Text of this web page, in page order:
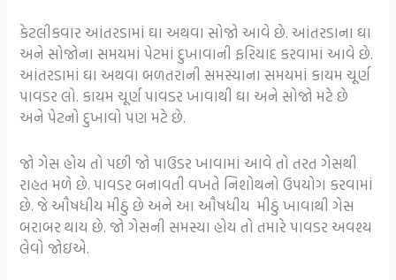
કેટલીકવાર આંતરડામાં ઘા અથવા સોજો આવે છે. આંતરડાના ઘા
અને સોજોના સમયમાં પેટમાં દુખાવાની ફરિયાદ કરવામાં આવે છે.
આંતરડામાં ઘા અથવા બળતરાની સમસ્યાના સમયમાં કાયમ ચૂર્ણ
પાવડર લો. કાયમ ચૂર્ણ પાવડર ખાવાથી ઘા અને સોજો મટે છે
અને પેટનો દુખાવો પણ મટે છે.
જો ગેસ હોય તો પછી જો પાઉડર ખાવામાં આવે તો તરત ગેસથી
રાહત મળે છે. પાવડર બનાવતી વખતે નિશોથનો ઉપયોગ કરવામાં
છે. જે ઔષધીય મીઠું છે અને આ ઔષધીય મીઠું ખાવાથી ગેસ
બરાબર થાય છે. જો ગેસની સમસ્યા હોય તો તમારે પાવડર અવશ્ય
લેવો જોઇએ.